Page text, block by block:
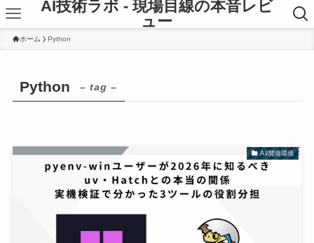
AI技術ラボ - 現場目線の本音レビ
ュー
ホーム Python
Python – tag –
AI/開発環境